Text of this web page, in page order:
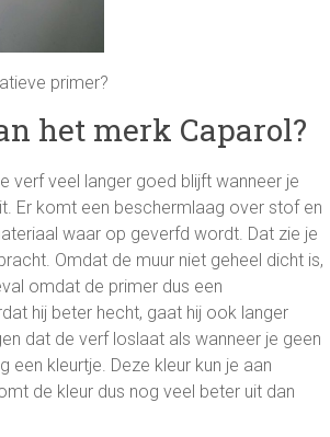
primer?
het merk Caparol?
verf veel langer goed blijft wanneer je
Er komt een beschermlaag over stof en
waar op geverfd wordt. Dat zie je
Omdat de muur niet geheel dicht is,
omdat de primer dus een
hij beter hecht, gaat hij ook langer
dat de verf loslaat als wanneer je geen
kleurtje. Deze kleur kun je aan
de kleur dus nog veel beter uit dan